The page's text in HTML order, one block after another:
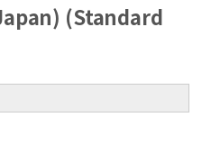
(Standard